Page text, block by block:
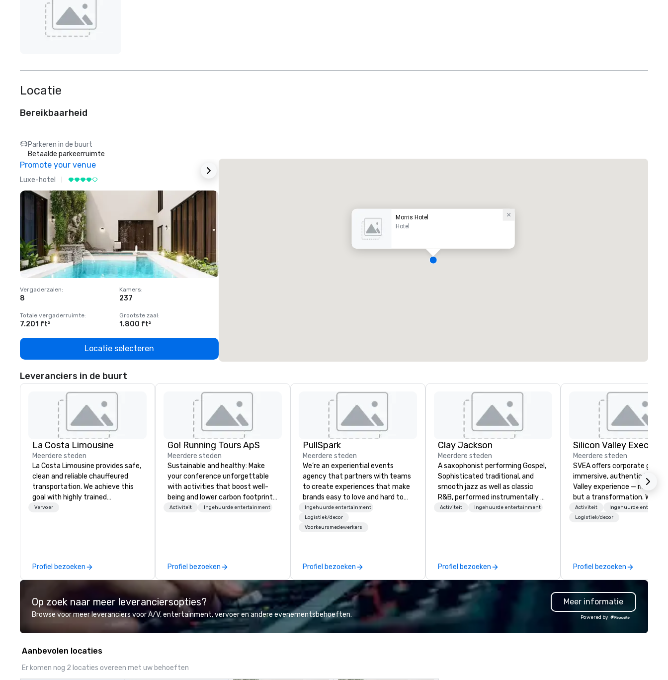
Locatie
Bereikbaarheid
Parkeren in de buurt
Betaalde parkeerruimte
Promote your venue
Luxe-hotel
Vergaderzalen:
8
Kamers:
237
Totale vergaderruimte:
7.201 ft²
Grootste zaal:
1.800 ft²
Locatie selecteren
Morris Hotel
Hotel
Leveranciers in de buurt
La Costa Limousine
Meerdere steden
La Costa Limousine provides safe,
clean and reliable chauffeured
transportation. We achieve this
goal with highly trained
chauffeurs, the newest vehicles
perfectly maintained fleet of late
model luxury vehicles to the
professional team of chauffeurs
and support staff; you will know
Costa Limousine.
Vervoer
Profiel bezoeken
Go! Running Tours ApS
Meerdere steden
Sustainable and healthy: Make
your conference unforgettable
with activities that boost well-
being and lower carbon footprints.
Explore the world on the run with
Activiteit Ingehuurde entertainment
Profiel bezoeken
PullSpark
Meerdere steden
We’re an experiential events
agency that partners with teams
to create experiences that make
brands easy to love and hard to
forget. Most companies already
know what makes them easy to
love; we help teams design
Ingehuurde entertainment
Logistiek/decor
Voorkeursmedewerkers
Profiel bezoeken
Clay Jackson
Meerdere steden
A saxophonist performing Gospel,
Sophisticated traditional, and
smooth jazz as well as classic
R&B, performed instrumentally on
the tenor, alto, and soprano
for the presentation. I also have
all the necessary amplification
equipment as well as wireless
microphones if they would be
needed. My original music, TAKE
THE CLAY TRAIN, and ,THERE IS A
WORD’, are available on my
Activiteit Ingehuurde entertainment
Profiel bezoeken
Meerdere steden
SVEA offers corporate
immersive, authentic Silicon
Valley experience — not a
but a transformation. We
and facilitate custom
innovation tours, learning
delegations, incentive
corporate offsites. Whether
group wants to think like a
Valley founder, explore the
mindsets driving the world's
fastest-growing companies,
walk away with a practical
Activiteit
Ingehuurde
Logistiek/decor
Profiel bezoeken
Op zoek naar meer leveranciersopties?
Browse voor meer leveranciers voor A/V, entertainment, vervoer en andere evenementsbehoeften.
Meer informatie
Powered by
Aanbevolen locaties
Er komen nog 2 locaties overeen met uw behoeften